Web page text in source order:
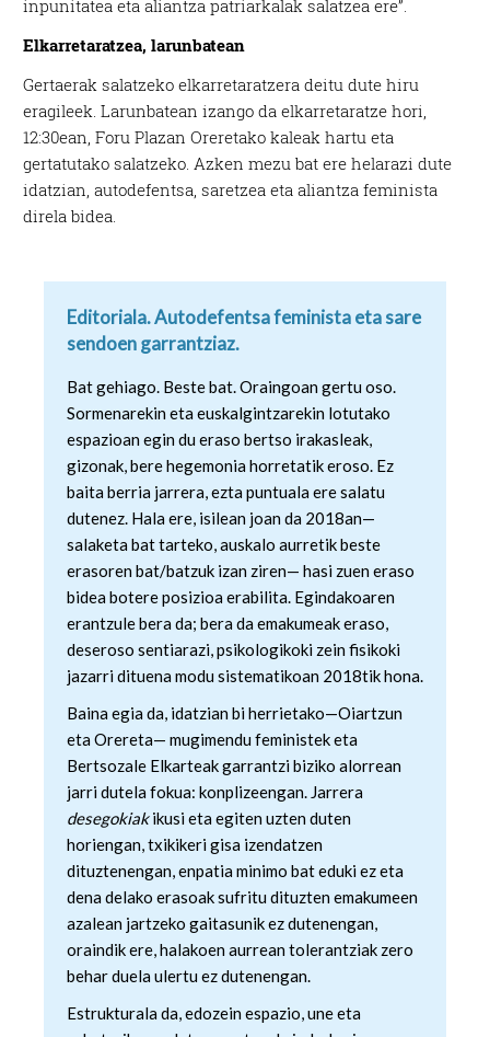
inpunitatea eta aliantza patriarkalak salatzea ere”.
Elkarretaratzea, larunbatean
Gertaerak salatzeko elkarretaratzera deitu dute hiru
eragileek. Larunbatean izango da elkarretaratze hori,
12:30ean, Foru Plazan Oreretako kaleak hartu eta
gertatutako salatzeko. Azken mezu bat ere helarazi dute
idatzian, autodefentsa, saretzea eta aliantza feminista
direla bidea.
Editoriala. Autodefentsa feminista eta sare
sendoen garrantziaz.
Bat gehiago. Beste bat. Oraingoan gertu oso.
Sormenarekin eta euskalgintzarekin lotutako
espazioan egin du eraso bertso irakasleak,
gizonak, bere hegemonia horretatik eroso. Ez
baita berria jarrera, ezta puntuala ere salatu
dutenez. Hala ere, isilean joan da 2018an—
salaketa bat tarteko, auskalo aurretik beste
erasoren bat/batzuk izan ziren— hasi zuen eraso
bidea botere posizioa erabilita. Egindakoaren
erantzule bera da; bera da emakumeak eraso,
deseroso sentiarazi, psikologikoki zein fisikoki
jazarri dituena modu sistematikoan 2018tik hona.
Baina egia da, idatzian bi herrietako—Oiartzun
eta Orereta— mugimendu feministek eta
Bertsozale Elkarteak garrantzi biziko alorrean
jarri dutela fokua: konplizeengan. Jarrera
desegokiakikusi eta egiten uzten duten
horiengan, txikikeri gisa izendatzen
dituztenengan, enpatia minimo bat eduki ez eta
dena delako erasoak sufritu dituzten emakumeen
azalean jartzeko gaitasunik ez dutenengan,
oraindik ere, halakoen aurrean tolerantziak zero
behar duela ulertu ez dutenengan.
Estrukturala da, edozein espazio, une eta